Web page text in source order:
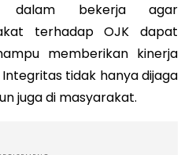
dalam bekerja agar
terhadap OJK dapat
memberikan kinerja
tidak hanya dijaga
juga di masyarakat.